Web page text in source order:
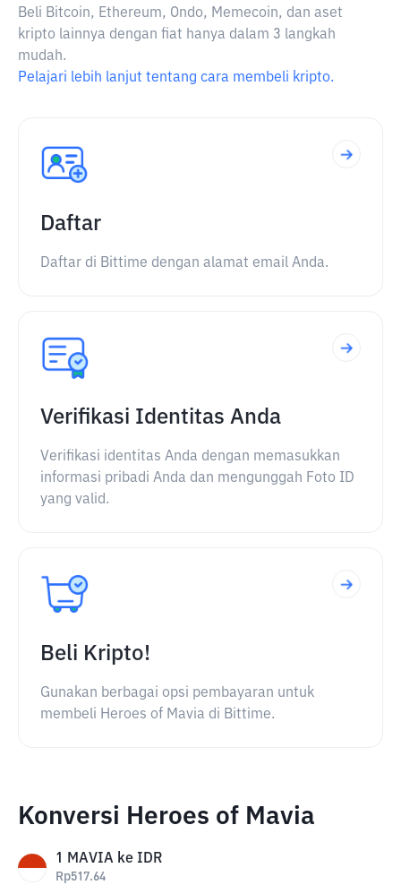
Beli Bitcoin, Ethereum, Ondo, Memecoin, dan aset
kripto lainnya dengan fiat hanya dalam 3 langkah
mudah.
Pelajari lebih lanjut tentang cara membeli kripto.
Daftar
Daftar di Bittime dengan alamat email Anda.
Verifikasi Identitas Anda
Verifikasi identitas Anda dengan memasukkan
informasi pribadi Anda dan mengunggah Foto ID
yang valid.
Beli Kripto!
Gunakan berbagai opsi pembayaran untuk
membeli Heroes of Mavia di Bittime.
Konversi Heroes of Mavia
1 MAVIA ke IDR
Rp517.64